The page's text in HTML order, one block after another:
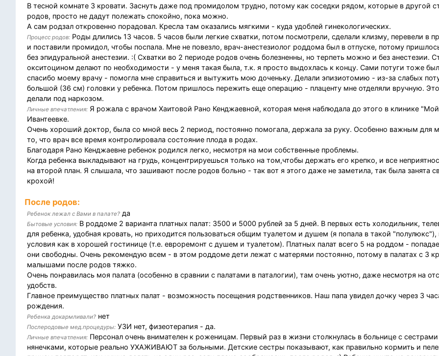
В тесной комнате 3 кровати. Заснуть даже под промидолом трудно, потому как соседки рядом, которые в другой
родов, просто не дадут полежать спокойно, пока можно.
А сам родзал откровенно порадовал. Кресла там оказались мягкими - куда удоблей гинекологических.
Процесс родов: Роды длились 13 часов. 5 часов были легкие схватки, потом посмотрели, сделали клизму, перевели в
и поставили промидол, чтобы поспала. Мне не повезло, врач-анестезиолог роддома был в отпуске, потому
без эпидуральной анестезии. :( Схватки во 2 периоде родов очень болезненны, но терпеть можно и без анестезии.
окситоцином делают по необходимости - у меня такая была, т.к. я просто выдохлась к концу. Сами потуги тоже
спасибо моему врачу - помогла мне справиться и вытужить мою доченьку. Делали эпизиотомию - из-за слабых
большой (36 см) головки у ребенка. Потом пришлось пережить еще операцию - плаценту мне отделяли вручную.
делали под наркозом.
Личные впечатления: Я рожала с врачом Хаитовой Рано Кенджаевной, которая меня наблюдала до этого в клинике
Ивантеевке.
Очень хороший доктор, была со мной весь 2 период, постоянно помогала, держала за руку. Особенно важным для
то, что врач все время контролировала состояние плода в родах.
Благодаря Рано Кенджаевне ребенок родился легко, несмотря на мои собственные проблемы.
Когда ребенка выкладывают на грудь, концентрируешься только на том,чтобы держать его крепко, и все
на второй план. Я слышала, что зашивают после родов больно - так вот я этого даже не заметила, так была занята
крохой!
После родов:
Ребенок лежал с Вами в палате? да
Бытовые условия: В роддоме 2 варианта платных палат: 3500 и 5000 рублей за 5 дней. В первых есть холодильник,
для ребенка, удобная кровать, но приходится пользоваться общим туалетом и душем (я попала в такой
условия как в хорошей гостинице (т.е. евроремонт с душем и туалетом). Платных палат всего 5 на роддом -
они свободны. Очень рекомендую всем - в этом роддоме дети лежат с матерями постоянно, потому в палатах с 3
малышами после родов тяжко.
Очень понравилась моя палата (особенно в сравнии с палатами в паталогии), там очень уютно, даже несмотря на
удобств.
Главное преимущество платных палат - возможность посещения родственников. Наш папа увидел дочку через 3
рождения.
Ребенка докармливали? нет
Послеродовые мед.процедуры: УЗИ нет, физеотерапия - да.
Личные впечатления: Персонал очень внимателен к роженицам. Первый раз в жизни столкнулась в больнице с
нянечками, которые реально УХАЖИВАЮТ за больными. Детские сестры показывают, как правильно кормить и